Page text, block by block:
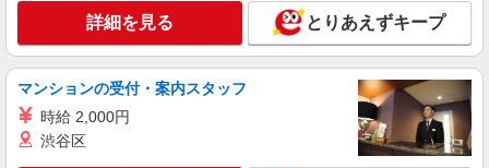
インセンティブ支給(規定有) ★月2回払い・週払い
可能（規程有）★ ゜・。○。・゜+゜・。○。・゜
+゜
キープ 詳細を見る
株式会社シエロ
スマホ携帯販売【楽天モバイル】
時給1500円〜 ※残業代支給 ★交通費別途支給
詳細を見る とりあえずキープ
マンションの受付・案内スタッフ
時給 2,000円
渋谷区